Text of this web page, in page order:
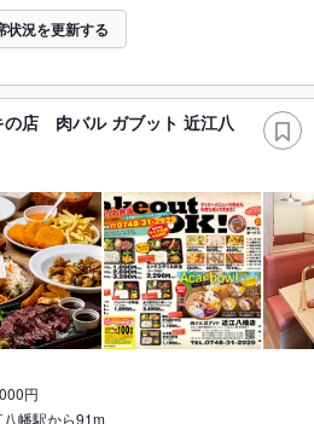
状況を更新する
の店 肉バル ガブット 近江八
円
幡駅から91m